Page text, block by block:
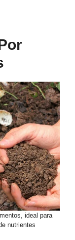
ideal para
nutrientes